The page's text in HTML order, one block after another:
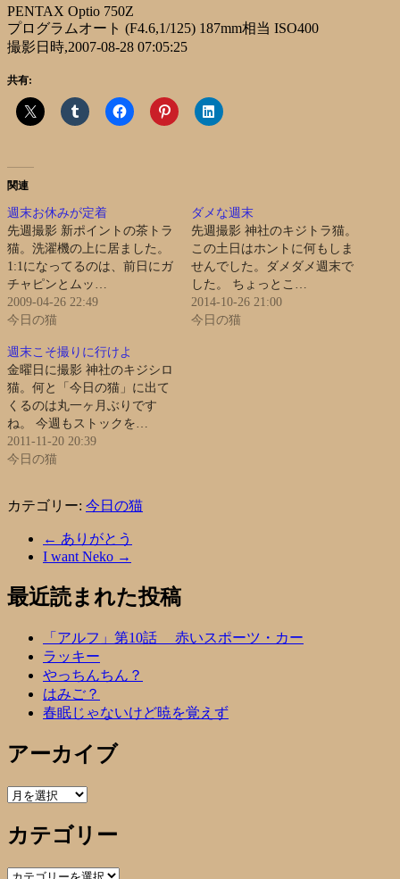
PENTAX Optio 750Z
プログラムオート (F4.6,1/125) 187mm相当 ISO400
撮影日時,2007-08-28 07:05:25
共有:
関連
週末お休みが定着
先週撮影 新ポイントの茶トラ
猫。洗濯機の上に居ました。
1:1になってるのは、前日にガ
チャピンとムッ…
2009-04-26 22:49
今日の猫
ダメな週末
先週撮影 神社のキジトラ猫。
この土日はホントに何もしま
せんでした。ダメダメ週末で
した。 ちょっとこ…
2014-10-26 21:00
今日の猫
週末こそ撮りに行けよ
金曜日に撮影 神社のキジシロ
猫。何と「今日の猫」に出て
くるのは丸一ヶ月ぶりです
ね。 今週もストックを…
2011-11-20 20:39
今日の猫
カテゴリー: 今日の猫
← ありがとう
I want Neko →
最近読まれた投稿
「アルフ」第10話 赤いスポーツ・カー
ラッキー
やっちんちん？
はみご？
春眠じゃないけど暁を覚えず
アーカイブ
ア
カ
イ
ブ
カテゴリー
カ